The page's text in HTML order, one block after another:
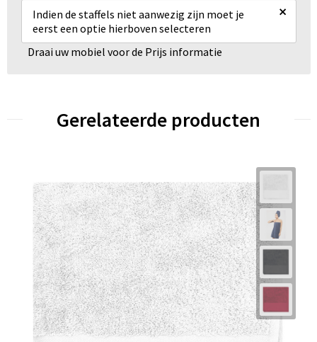
Indien de staffels niet aanwezig zijn moet je
eerst een optie hierboven selecteren
×
Draai uw mobiel voor de Prijs informatie
Gerelateerde producten